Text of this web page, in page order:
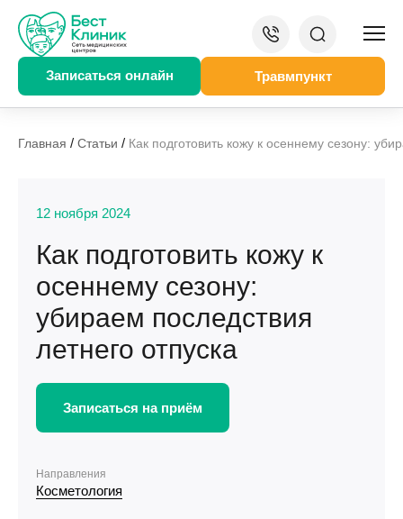
Записаться онлайн Травмпункт
Главная / Статьи / Как подготовить кожу к осеннему сезону:
12 ноября 2024
Как подготовить кожу к
осеннему сезону:
убираем последствия
летнего отпуска
Записаться на приём
Направления
Косметология